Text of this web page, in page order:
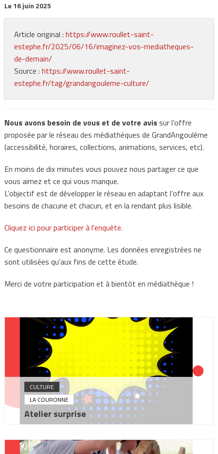
Le 16 juin 2025
Article original : https://www.roullet-saint-
estephe.fr/2025/06/16/imaginez-vos-mediatheques-
de-demain/
Source : https://www.roullet-saint-
estephe.fr/tag/grandangouleme-culture/
Nous avons besoin de vous et de votre avissur l’offre
proposée par le réseau des médiathèques de GrandAngoulême
(accessibilité, horaires, collections, animations, services, etc).
En moins de dix minutes vous pouvez nous partager ce que
vous aimez et ce qui vous manque.
L’objectif est de développer le réseau en adaptant l’offre aux
besoins de chacune et chacun, et en la rendant plus lisible.
Cliquez ici pour participer à l’enquête.
Ce questionnaire est anonyme. Les données enregistrées ne
sont utilisées qu’aux fins de cette étude.
Merci de votre participation et à bientôt en médiathèque !
CULTURE
LA COURONNE
Atelier surprise